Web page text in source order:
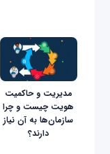
مدیریت و حاکمیت
هویت چیست و چرا
سازمان‌ها به آن نیاز
دارند؟